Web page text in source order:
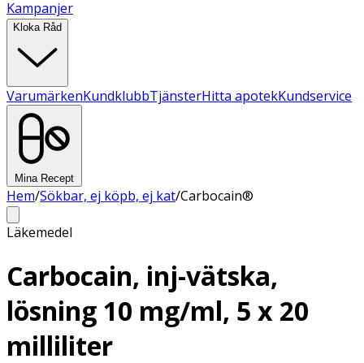
Kampanjer
Kloka Råd
VarumärkenKundklubbTjänsterHitta apotekKundservice
Mina Recept
Hem/Sökbar, ej köpb, ej kat/Carbocain®
Läkemedel
Carbocain, inj-vätska,
lösning 10 mg/ml, 5 x 20
milliliter